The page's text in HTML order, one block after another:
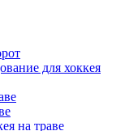
для хоккея
на траве